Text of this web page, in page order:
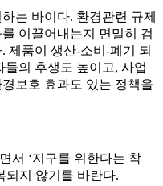
는 바이다. 환경관련 규제
이끌어내는지 면밀히 검
제품이 생산-소비-폐기 되
의 후생도 높이고, 사업
보호 효과도 있는 정책을
서 ‘지구를 위한다는 착
되지 않기를 바란다.